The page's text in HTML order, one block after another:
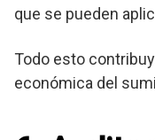
que se pueden
Todo esto
económica del